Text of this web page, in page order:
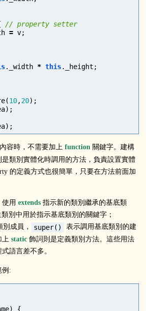
// property setter
= v;
. _width * this. _height ;
(10,20);
);
);
容時，不需要加上 function 關鍵字。建構
是類別實體化時調用的方法，負責設置實體
的定義方式也很簡單，只要在方法前面加
用 extends 指示新的類別繼承的基底類
別中用於指示基底類別的關鍵字；
成員， super()
表示調用基底類別的建
上 static 飾詞則是定義類別方法。這些用法
語言差不多。
例:
)
{